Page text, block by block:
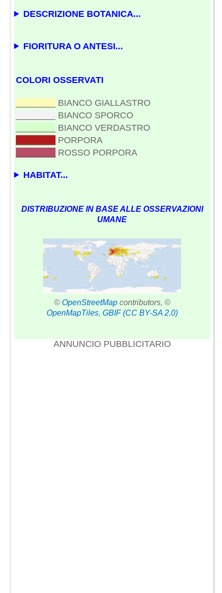
DESCRIZIONE BOTANICA...
FIORITURA O ANTESI...
COLORI OSSERVATI
BIANCO GIALLASTRO
BIANCO SPORCO
BIANCO VERDASTRO
PORPORA
ROSSO PORPORA
HABITAT...
DISTRIBUZIONE IN BASE ALLE OSSERVAZIONI
UMANE
© OpenStreetMapcontributors, ©
OpenMapTiles, GBIF (CC BY-SA 2.0)
ANNUNCIO PUBBLICITARIO